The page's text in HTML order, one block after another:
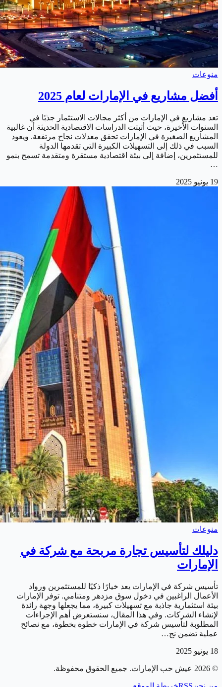
منوعات
أفضل مشاريع في الإمارات لعام 2025
تعد مشاريع في الإمارات من أكثر مجالات الاستثمار جذبًا في
السنوات الأخيرة، حيث أثبتت الدراسات الاقتصادية الحديثة أن غالبية
المشاريع الصغيرة في الإمارات تحقق معدلات نجاح مرتفعة. ويعود
السبب في ذلك إلى التسهيلات الكبيرة التي تقدمها الدولة
للمستثمرين، إضافة إلى بيئة اقتصادية مستقرة ومتقدمة تسمح بنمو
…
19 يونيو 2025
منوعات
دليلك لتأسيس تجارة مربحة مع شركة في
الإمارات
تأسيس شركة في الإمارات يعد خيارًا ذكيًا للمستثمرين ورواد
الأعمال الراغبين في دخول سوق مزدهر ومتنامي. توفر الإمارات
بيئة استثمارية جاذبة مع تسهيلات كبيرة، مما يجعلها وجهة رائدة
لإنشاء الشركات. وفي هذا المقال، سنستعرض أهم الإجراءات
المطلوبة لتأسيس شركة في الإمارات خطوة بخطوة، مع نصائح
عملية تضمن نج…
18 يونيو 2025
©
2026 عيش حب الإمارات. جميع الحقوق محفوظة.